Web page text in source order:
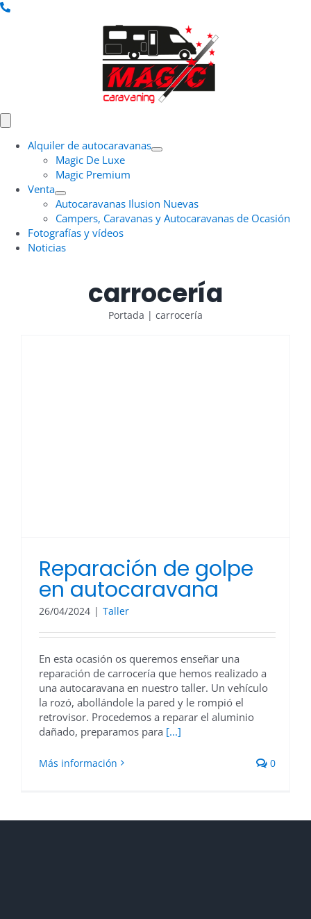
Saltar
Navigation
Alquiler de autocaravanas
Magic De Luxe
Magic Premium
Venta
Autocaravanas Ilusion Nuevas
Campers, Caravanas y Autocaravanas de Ocasión
Fotografías y vídeos
Noticias
carrocería
Portada | carrocería
Reparación de golpe
en autocaravana
26/04/2024 | Taller
En esta ocasión os queremos enseñar una
reparación de carrocería que hemos realizado a
una autocaravana en nuestro taller. Un vehículo
la rozó, abollándole la pared y le rompió el
retrovisor. Procedemos a reparar el aluminio
dañado, preparamos para [...]
Más información 0